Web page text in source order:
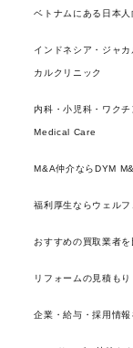
ベトナムにある日本
インドネシア・ジャ
カルクリニック
内科・小児科・ワク
Medical Care
M&A仲介ならDYM
福利厚生ならウェル
おすすめの買取業者
リフォームの見積も
企業・給与・採用情